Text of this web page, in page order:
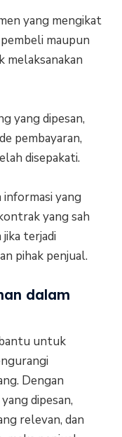
yang mengikat
maupun
melaksanakan
yang dipesan,
pembayaran,
disepakati.
yang
yang sah
terjadi
pihak penjual.
dalam
untuk
Dengan
dipesan,
relevan, dan